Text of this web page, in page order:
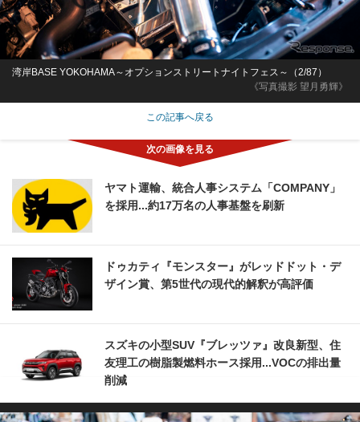
《写真撮影 望月勇輝》
湾岸BASE YOKOHAMA～オプションストリートナイトフェス～（2/87）
この記事へ戻る
ヤマト運輸、統合人事システム「COMPANY」
を採用...約17万名の人事基盤を刷新
ドゥカティ『モンスター』がレッドドット・デ
ザイン賞、第5世代の現代的解釈が高評価
スズキの小型SUV『ブレッツァ』改良新型、住
友理工の樹脂製燃料ホース採用...VOCの排出量
削減